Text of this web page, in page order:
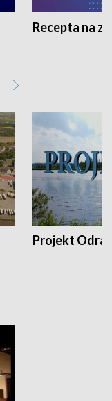
Recepta na
Projekt Odra